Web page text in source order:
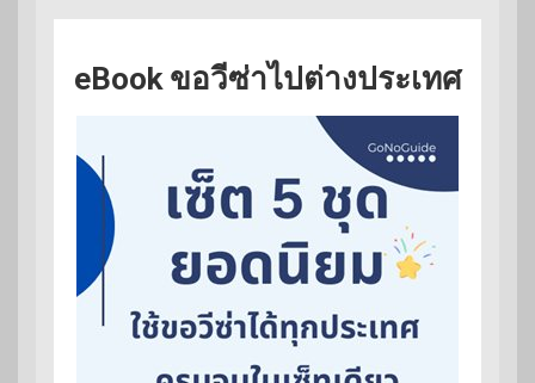
eBook ขอวีซ่าไปต่างประเทศ